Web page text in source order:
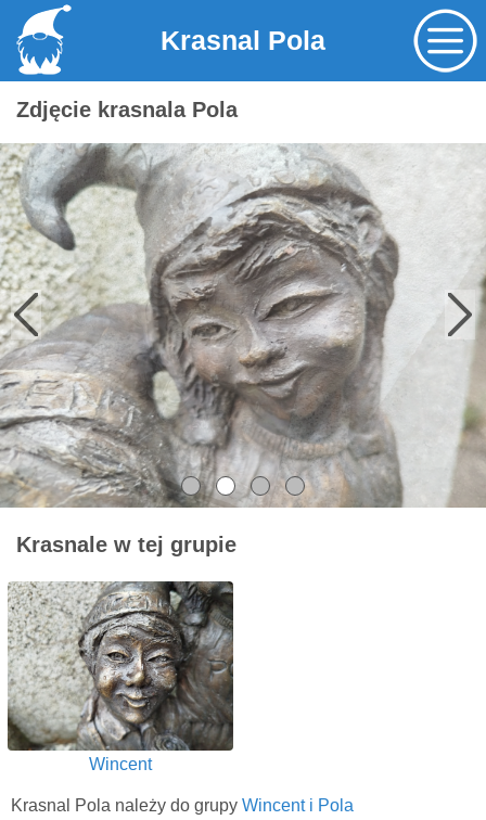
Krasnal Pola
Zdjęcie krasnala Pola
Krasnale w tej grupie
Wincent
Krasnal Pola należy do grupy Wincent i Pola